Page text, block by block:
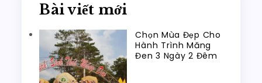
Bài viết mới
Chọn Mùa Đẹp Cho
Hành Trình Măng
Đen 3 Ngày 2 Đêm